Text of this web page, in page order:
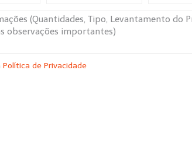
Política de Privacidade